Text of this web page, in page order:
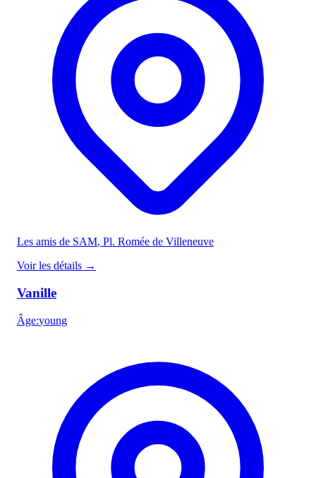
Les amis de SAM, Pl. Romée de Villeneuve
Voir les détails →
Vanille
Âge:young